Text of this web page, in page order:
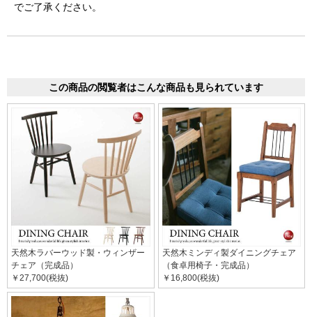
でご了承ください。
この商品の閲覧者はこんな商品も見られています
天然木ラバーウッド製・ウィンザー
チェア（完成品）
￥27,700(税抜)
天然木ミンディ製ダイニングチェア
（食卓用椅子・完成品）
￥16,800(税抜)